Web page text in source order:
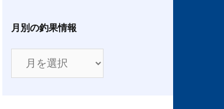
月別の釣果情報
別